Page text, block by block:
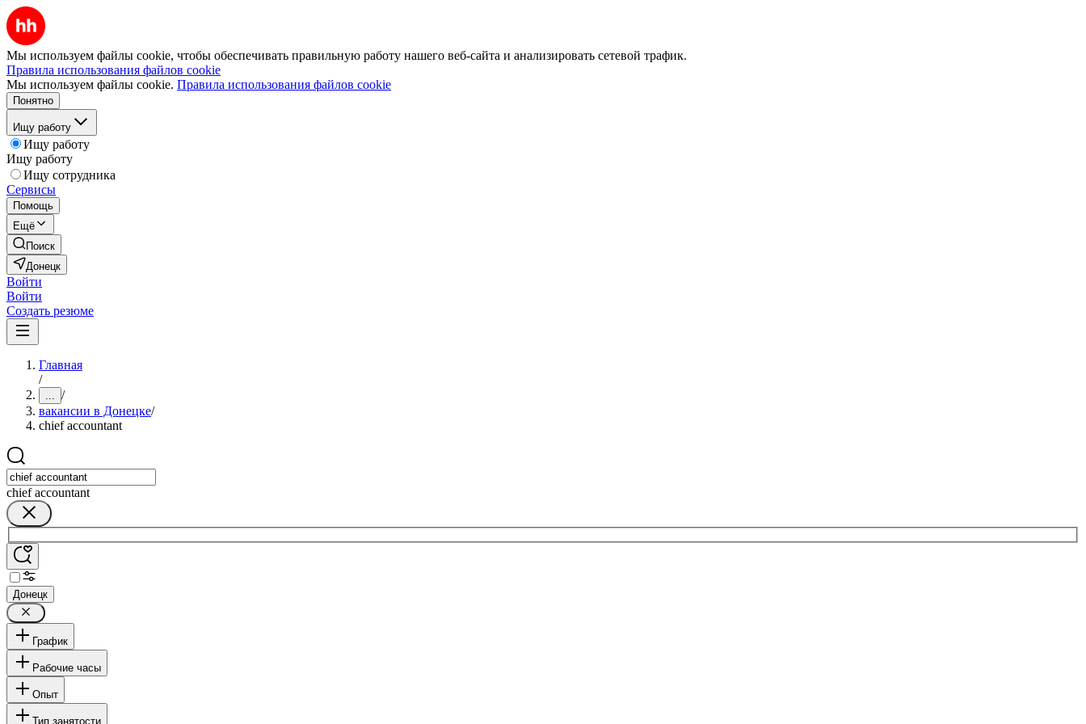
Мы используем файлы cookie, чтобы обеспечивать правильную работу нашего веб-сайта и анализировать сетевой трафик.
Правила использования файлов cookie
Мы используем файлы cookie. Правила использования файлов cookie
Понятно
Ищу работу
Ищу работу
Ищу работу
Ищу сотрудника
Сервисы
Помощь
Ещё
Поиск
Донецк
Войти
Войти
Создать резюме
Главная
/
... /
вакансии в Донецке/
chief accountant
chief accountant
Донецк
График
Рабочие часы
Опыт
Тип занятости